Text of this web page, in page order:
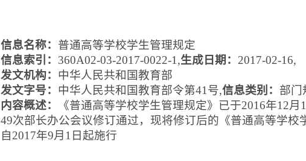
信息名称： 普通高等学校学生管理规定
信息索引： 360A02-03-2017-0022-1 ,生成日期： 2017-02-16,
发文机构： 中华人民共和国教育部
发文字号： 中华人民共和国教育部令第41号,信息类别： 部门
内容概述：
《普通高等学校学生管理规定》已于2016年12月
49次部长办公会议修订通过，现将修订后的《普通高等学校
自2017年9月1日起施行